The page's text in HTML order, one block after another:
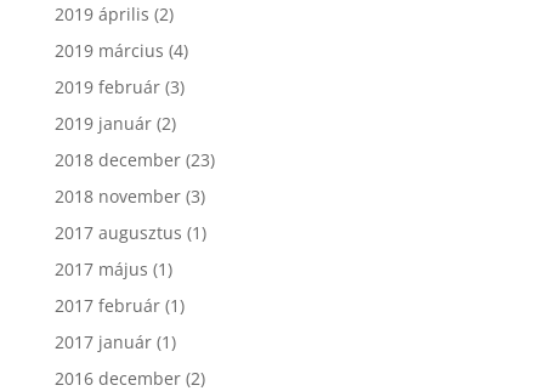
2019 április (2)
2019 március (4)
2019 február(3)
2019 január(2)
2018 december(23)
2018 november(3)
2017 augusztus (1)
2017 május (1)
2017 február(1)
2017 január(1)
2016 december(2)